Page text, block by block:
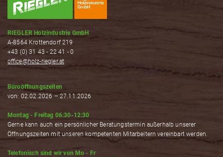
RIEGLER Holzindustrie GmbH
A-8564 Krottendorf 219
+43 (0) 31 43 - 22 41 - 0
office@holz-riegler.at
Büroöffnungszeiten
von: 02.02.2026 – 27.11.2026
Montag - Freitag 06:30-12:30
Gerne kann auch ein persönlicher Beratungstermin außerhalb unserer
Öffnungszeiten mit unseren kompetenten Mitarbeitern vereinbart werden.
Telefonisch sind wir von Mo - Fr